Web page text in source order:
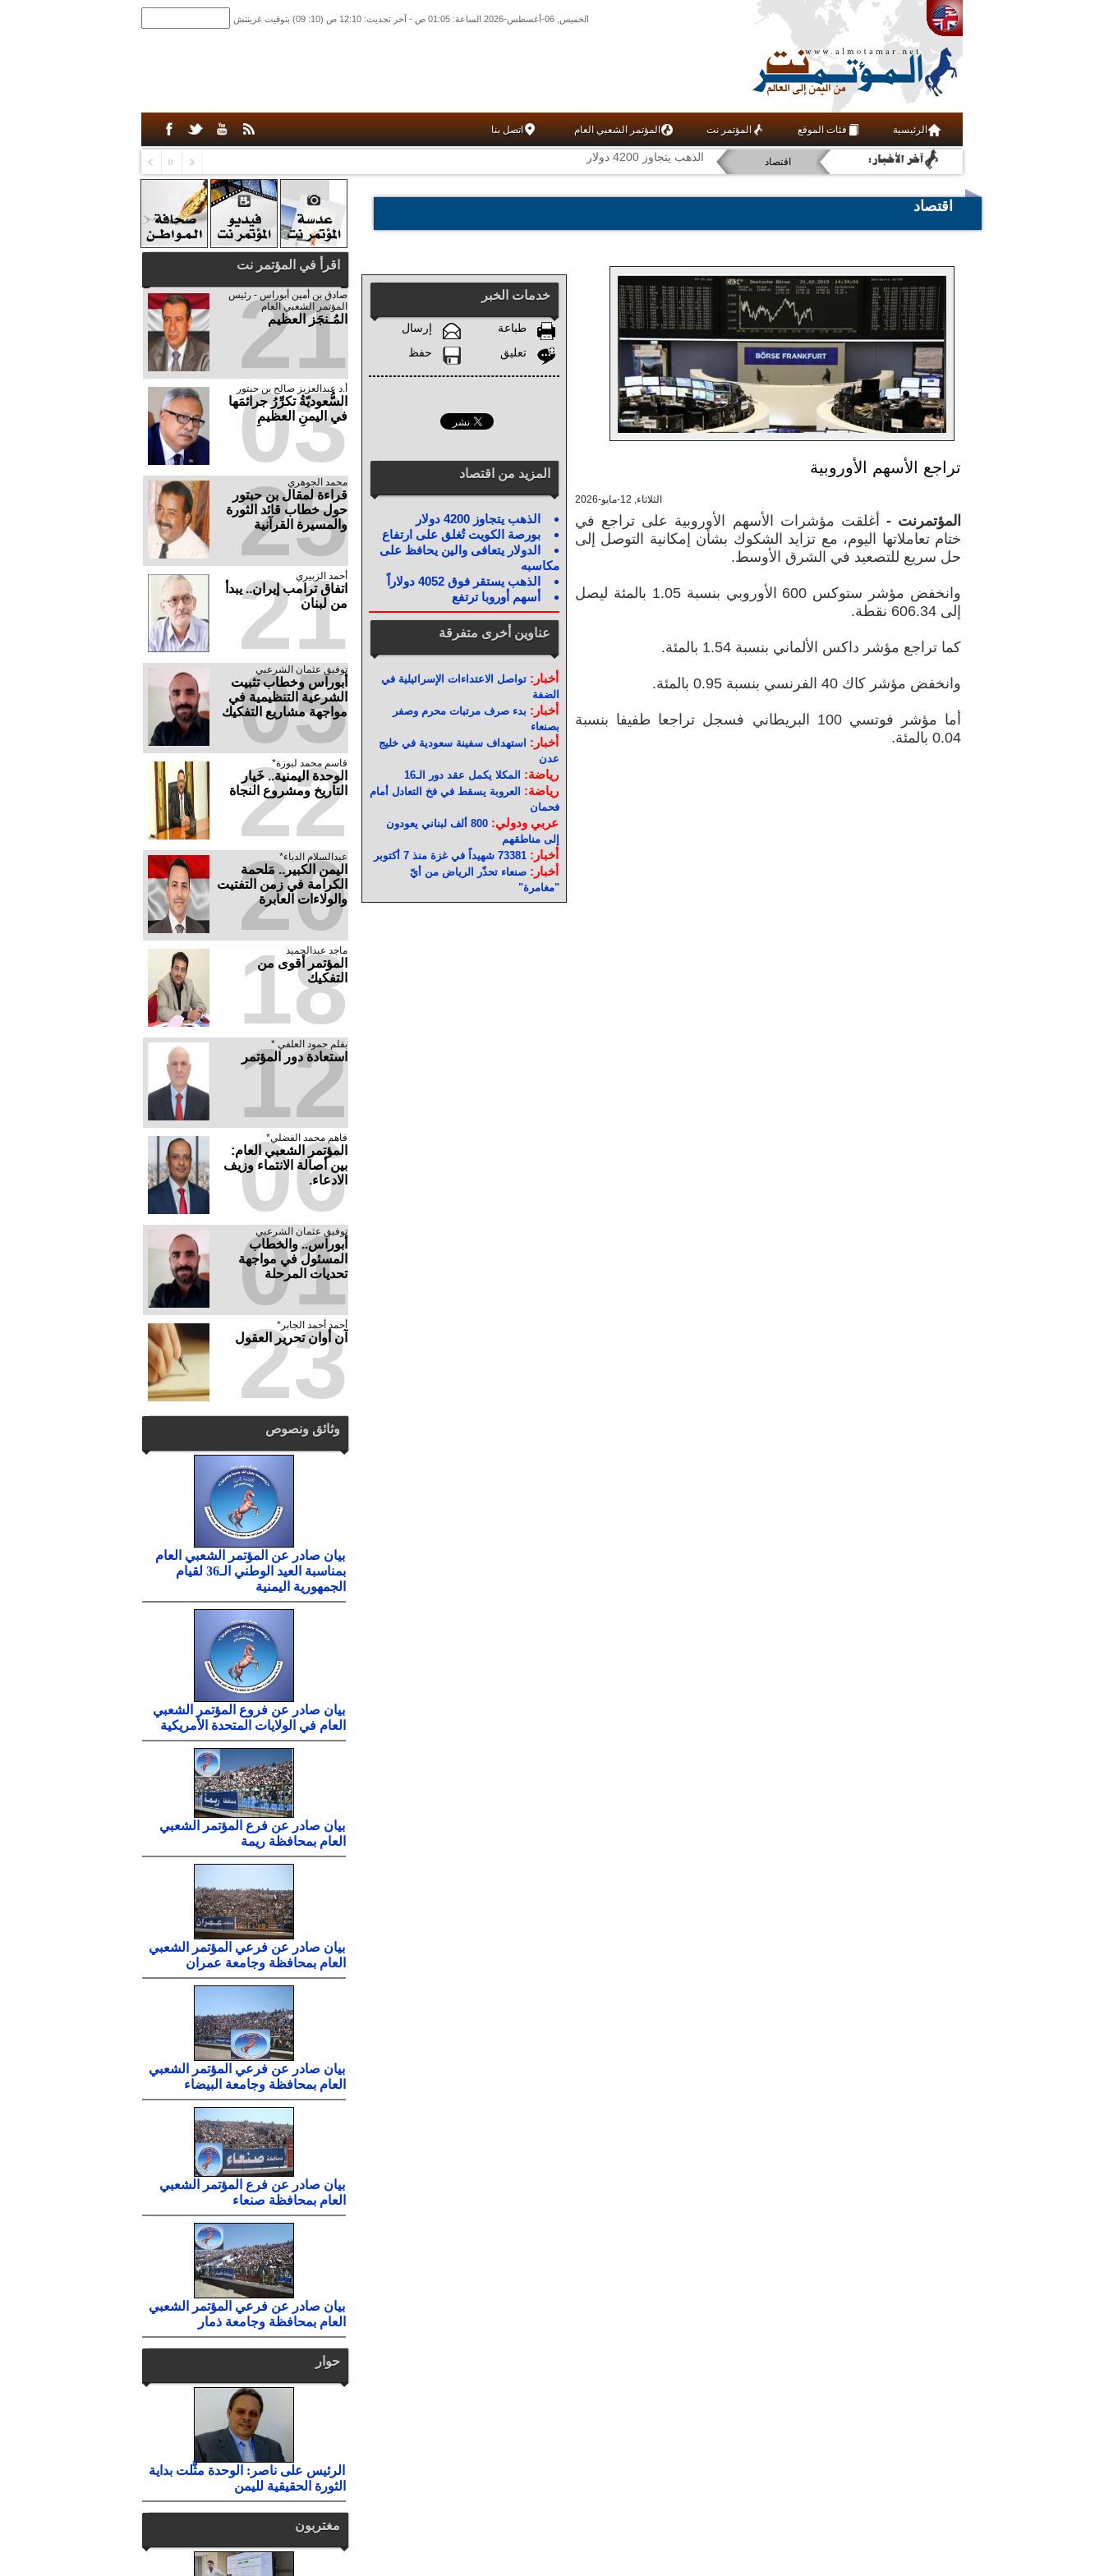
الخميس, 06-أغسطس-2026 الساعة: 01:05 ص - آخر تحديث: 12:10 ص (10: 09) بتوقيت غرينتش
الرئيسية فئات الموقع المؤتمر نت المؤتمر الشعبي العام اتصل بنا
فنون ومنوعات
عربي ودولي
اقتصاد الذهب يتجاوز 4200 دولار
اقتصاد
خدمات الخبر
طباعة
إرسال
تعليق
حفظ
المزيد من اقتصاد
الذهب يتجاوز 4200 دولار
بورصة الكويت تُغلق على ارتفاع
الدولار يتعافى والين يحافظ على
مكاسبه
الذهب يستقر فوق 4052 دولاراً
أسهم أوروبا ترتفع
عناوين أخرى متفرقة
أخبار:تواصل الاعتداءات الإسرائيلية في
الضفة
أخبار: بدء صرف مرتبات محرم وصفر
بصنعاء
أخبار: استهداف سفينة سعودية في خليج
عدن
رياضة: المكلا يكمل عقد دور الـ16
رياضة: العروبة يسقط في فخ التعادل أمام
فحمان
عربي ودولي:
800 ألف لبناني يعودون
إلى مناطقهم
أخبار:73381 شهيداً في غزة منذ 7 أكتوبر
أخبار:صنعاء تحذّر الرياض من أيّ
"مغامرة"
تراجع الأسهم الأوروبية
الثلاثاء, 12-مايو-2026
المؤتمرنت -
أغلقت مؤشرات الأسهم الأوروبية على تراجع في
ختام تعاملاتها اليوم، مع تزايد الشكوك بشأن إمكانية التوصل إلى
حل سريع للتصعيد في الشرق الأوسط.
وانخفض مؤشر ستوكس 600 الأوروبي بنسبة 1.05 بالمئة ليصل
إلى 606.34 نقطة.
كما تراجع مؤشر داكس الألماني بنسبة 1.54 بالمئة.
وانخفض مؤشر كاك 40 الفرنسي بنسبة 0.95 بالمئة.
أما مؤشر فوتسي 100 البريطاني فسجل تراجعا طفيفا بنسبة
0.04 بالمئة.
اقرأ في المؤتمر نت
صادق‮ ‬بن‮ ‬أمين‮ ‬أبوراس - رئيس‮
‬المؤتمر‮ ‬الشعبي‮ ‬العام
المُـنجَز العظيم
21
أ.د عبدالعزيز صالح بن حبتور
السُّعوديّةُ تكرِّرُ جرائمَها
في اليمنِ العظيمِ
03
محمد الجوهري
قراءة لمقال بن حبتور
حول خطاب قائد الثورة
والمسيرة القرآنية
25
أحمد الزبيري
اتفاق ترامب إيران.. يبدأ
من لبنان
21
توفيق عثمان الشرعبي
أبوراس وخطاب تثبيت
الشرعية التنظيمية في
مواجهة مشاريع التفكيك
05
قاسم محمد لبوزة*
الوحدة اليمنية.. خَيار
التاريخ ومشروع النجاة
22
عبدالسلام الدباء*
​اليمن الكبير.. مَلحمة
الكرامة في زمن التفتيت
والولاءات العابرة
20
ماجد عبدالحميد
المؤتمر أقوى من
التفكيك
18
بقلم حمود العلفي *
استعادة دور المؤتمر
12
فاهم محمد الفضلي*
المؤتمر الشعبي العام:
بين أصالة الانتماء وزيف
الادعاء.
06
توفيق عثمان الشرعبي
أبوراس.. والخطاب
المسئول في مواجهة
تحديات المرحلة
01
أحمد أحمد الجابر*
آن أوان تحرير العقول
23
وثائق ونصوص
بيان صادر عن المؤتمر الشعبي العام
بمناسبة العيد الوطني الـ36 لقيام
الجمهورية اليمنية
بيان صادر عن فروع المؤتمر الشعبي
العام في الولايات المتحدة الأمريكية
بيان صادر عن فرع المؤتمر الشعبي
العام بمحافظة ريمة
بيان صادر عن فرعي المؤتمر الشعبي
العام بمحافظة وجامعة عمران
بيان صادر عن فرعي المؤتمر الشعبي
العام بمحافظة وجامعة البيضاء
بيان صادر عن فرع المؤتمر الشعبي
العام بمحافظة صنعاء
بيان صادر عن فرعي المؤتمر الشعبي
العام بمحافظة وجامعة ذمار
حوار
الرئيس على ناصر: الوحدة مثَّلت بداية
الثورة الحقيقية لليمن
مغتربون